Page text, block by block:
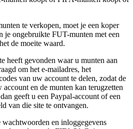
te verkopen, moet je een koper
je ongebruikte FUT-munten met een
de moeite waard.
heeft gevonden waar u munten aan
om het e-mailadres, het
van uw account te delen, zodat de
en de munten kan terugzetten
geeft u een Paypal-account of een
van die site te ontvangen.
en inloggegevens